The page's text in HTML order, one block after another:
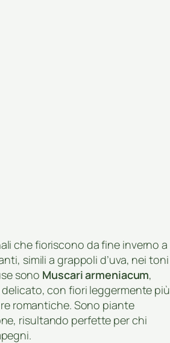
che fioriscono da fine inverno a
simili a grappoli d’uva, nei toni
sono Muscari armeniacum,
delicato, con fiori leggermente più
romantiche. Sono piante
risultando perfette per chi